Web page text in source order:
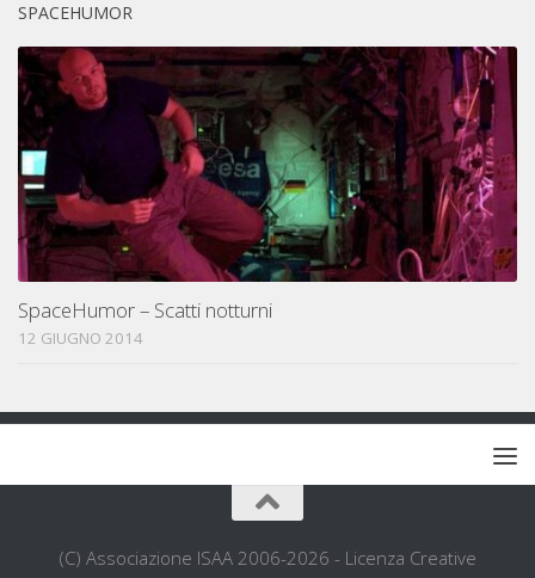
SPACEHUMOR
SpaceHumor – Scatti notturni
12 GIUGNO 2014
(C) Associazione ISAA 2006-2026 - Licenza Creative